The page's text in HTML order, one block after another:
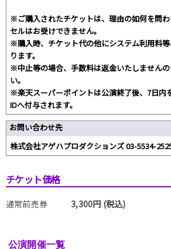
※ご購入されたチケットは、理由の如何を問
セルはお受けできません。
※購入時、チケット代の他にシステム利用料
ります。
※中止等の場合、手数料は返金いたしません
い。
※楽天スーパーポイントは公演終了後、7日内
IDへ付与されます。
お問い合わせ先
株式会社アゲハプロダクションズ 03-5534-
チケット価格
通常前売券 3,300円 (税込)
公演開催一覧